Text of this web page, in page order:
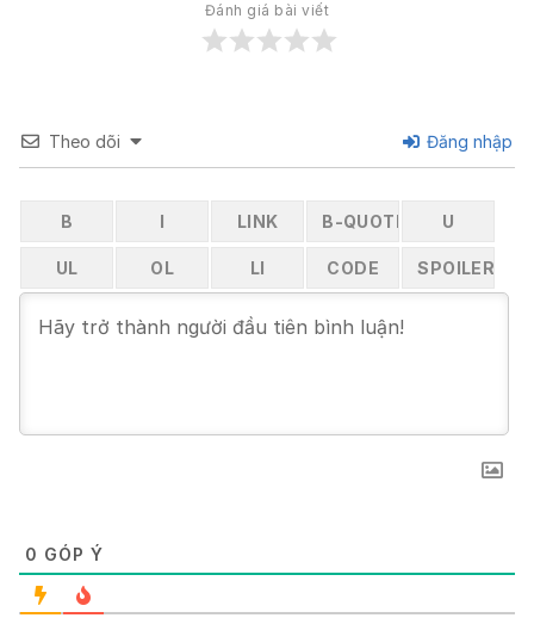
Đánh giá bài viết
Theo dõi Đăng nhập
0 GÓP Ý